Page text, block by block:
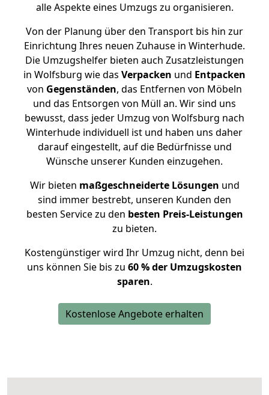
alle Aspekte eines Umzugs zu organisieren.
Von der Planung über den Transport bis hin zur
Einrichtung Ihres neuen Zuhause in Winterhude.
Die Umzugshelfer bieten auch Zusatzleistungen
in Wolfsburg wie das Verpacken und Entpacken
von Gegenständen, das Entfernen von Möbeln
und das Entsorgen von Müll an. Wir sind uns
bewusst, dass jeder Umzug von Wolfsburg nach
Winterhude individuell ist und haben uns daher
darauf eingestellt, auf die Bedürfnisse und
Wünsche unserer Kunden einzugehen.
Wir bieten maßgeschneiderte Lösungen und
sind immer bestrebt, unseren Kunden den
besten Service zu den besten Preis-Leistungen
zu bieten.
Kostengünstiger wird Ihr Umzug nicht, denn bei
uns können Sie bis zu 60 % der Umzugskosten
sparen.
Kostenlose Angebote erhalten